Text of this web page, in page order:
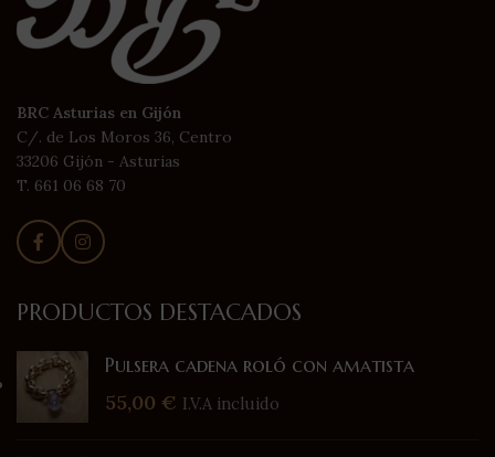
BRC Asturias en Gijón
C/. de Los Moros 36, Centro
33206 Gijón - Asturias
T. 661 06 68 70
PRODUCTOS DESTACADOS
Pulsera cadena roló con amatista
55,00 € I.V.A incluido